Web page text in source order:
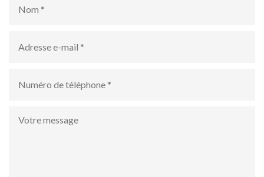
message